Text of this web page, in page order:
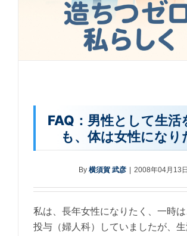
FAQ：男性として生活
も、体は女性になり
By 横須賀 武彦 | 2008年04月13日
私は、長年女性になりたく、一時
投与（婦人科）していましたが、生